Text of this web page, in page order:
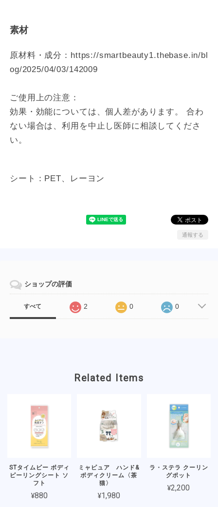
素材
原材料・成分： https://smartbeauty1.thebase.in/bl
og/2025/04/03/142009
ご使用上の注意：
効果・効能については、個人差があります。 合わ
ない場合は、利用を中止し医師に相談してくださ
い。
シート：PET、レーヨン
通報する
ショップの評価
すべて 2 0 0
Related Items
STタイムビー ボディ
ピーリングシート ソ
フト
¥880
ミャピュア ハンド&
ボディクリーム〈茶
猫〉
¥1,980
ラ・ステラ クーリン
グポット
¥2,200